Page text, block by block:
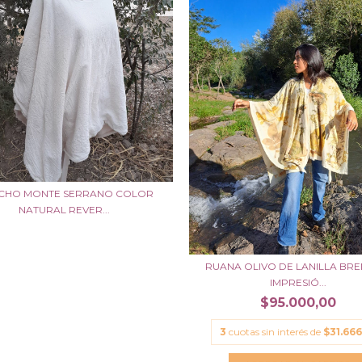
MONTE SERRANO COLOR
NATURAL REVER...
RUANA OLIVO DE LANILLA
IMPRESIÓ...
$95.000,00
3 cuotas sin interés de